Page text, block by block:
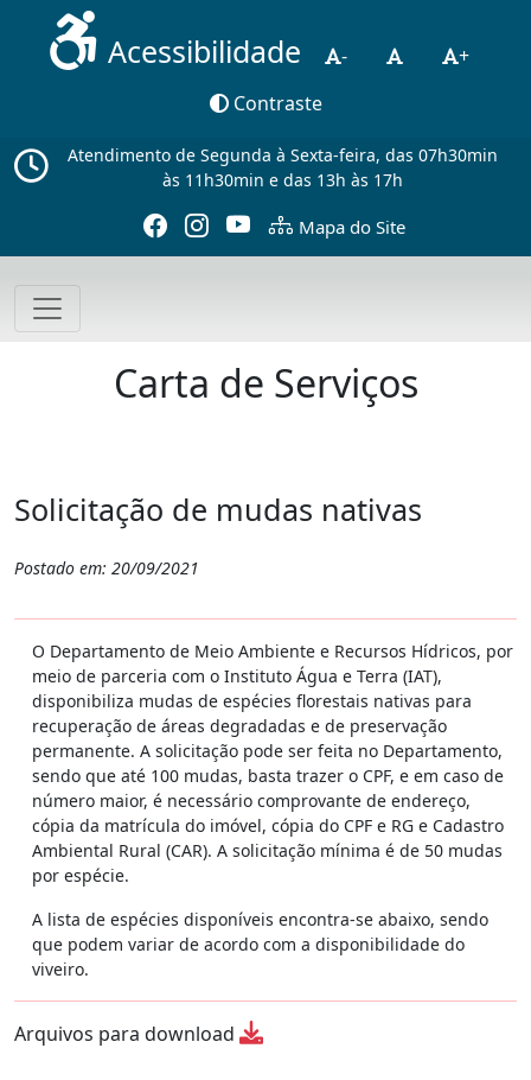
Acessibilidade -
+
Contraste
Atendimento de Segunda à Sexta-feira, das 07h30min
às 11h30min e das 13h às 17h
Mapa do Site
Carta de Serviços
Solicitação de mudas nativas
Postado em: 20/09/2021
O Departamento de Meio Ambiente e Recursos Hídricos, por
meio de parceria com o Instituto Água e Terra (IAT),
disponibiliza mudas de espécies florestais nativas para
recuperação de áreas degradadas e de preservação
permanente. A solicitação pode ser feita no Departamento,
sendo que até 100 mudas, basta trazer o CPF, e em caso de
número maior, é necessário comprovante de endereço,
cópia da matrícula do imóvel, cópia do CPF e RG e Cadastro
Ambiental Rural (CAR). A solicitação mínima é de 50 mudas
por espécie.
A lista de espécies disponíveis encontra-se abaixo, sendo
que podem variar de acordo com a disponibilidade do
viveiro.
Arquivos para download